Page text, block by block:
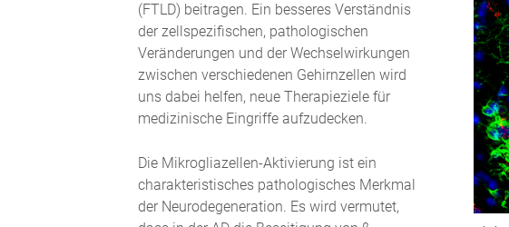
(FTLD) beitragen. Ein besseres Verständnis
der zellspezifischen, pathologischen
Veränderungen und der Wechselwirkungen
zwischen verschiedenen Gehirnzellen wird
uns dabei helfen, neue Therapieziele für
medizinische Eingriffe aufzudecken.
Die Mikrogliazellen-Aktivierung ist ein
charakteristisches pathologisches Merkmal
der Neurodegeneration. Es wird vermutet,